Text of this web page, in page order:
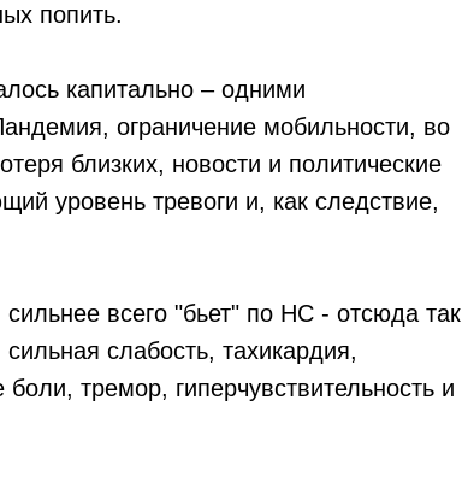
попить.
капитально – одними
ограничение мобильности, во
близких, новости и политические
уровень тревоги и, как следствие,
всего "бьет" по НС - отсюда так
слабость, тахикардия,
тремор, гиперчувствительность и